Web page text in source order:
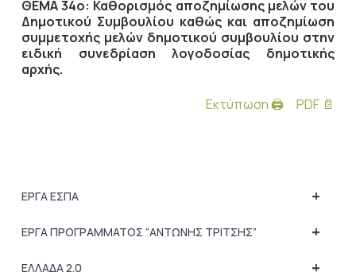
ΘΕΜΑ 34ο: Καθορισμός αποζημίωσης μελών του
Δημοτικού Συμβουλίου καθώς και αποζημίωση
συμμετοχής μελών δημοτικού συμβουλίου στην
ειδική συνεδρίαση λογοδοσίας δημοτικής
αρχής.
Εκτύπωση 🖨
PDF 📄
+
ΕΡΓΑ ΕΣΠΑ
+
ΕΡΓΑ ΠΡΟΓΡΑΜΜΑΤΟΣ “ΑΝΤΩΝΗΣ ΤΡΙΤΣΗΣ”
+
ΕΛΛΑΔΑ 2.0